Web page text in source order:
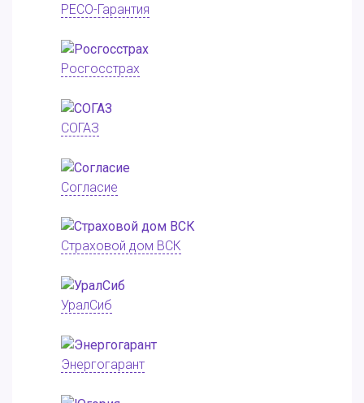
РЕСО-Гарантия
Росгосстрах
СОГАЗ
Согласие
Страховой дом ВСК
УралСиб
Энергогарант